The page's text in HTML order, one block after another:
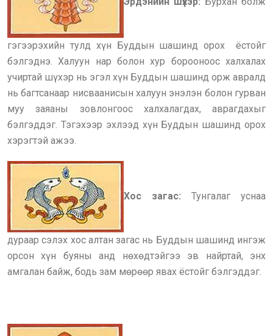
гэгээрэхийн тулд хүн Буддын шашинд орох ёстойг
бэлгэднэ. Халуун нар болон хур борооноос халхалах
учиртай шүхэр нь эгэл хүн Буддын шашинд орж авралд
нь багтсанаар нисваанисын халуун энэлэн болон гурван
муу заяаны зовлонгоос халхалагдах, аврагдахыг
бэлгэддэг. Тэгэхээр эхлээд хүн Буддын шашинд орох
хэрэгтэй ажээ.
Хос загас: Тунгалаг уснаа
дураар сэлэх хос алтан загас нь Буддын шашинд ингэж
орсон хүн буяны анд нөхөдтэйгээ эв найртай, энх
амгалан байж, бодь зам мөрөөр явах ёстойг бэлгэддэг.